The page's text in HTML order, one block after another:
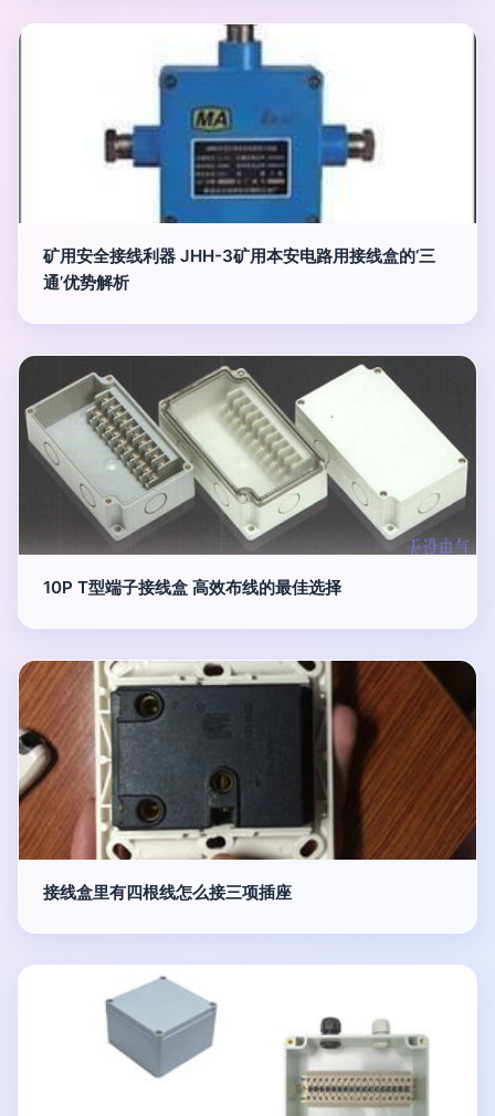
矿用安全接线利器 JHH-3矿用本安电路用接线盒的‘三
通’优势解析
10P T型端子接线盒 高效布线的最佳选择
接线盒里有四根线怎么接三项插座